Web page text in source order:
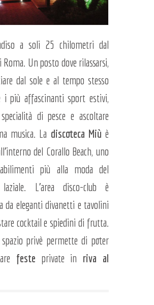
a soli 25 chilometri dal
Un posto dove rilassarsi,
dal sole e al tempo stesso
i più affascinanti sport estivi,
di pesce e ascoltare
musica. La discoteca Miù è
del Corallo Beach, uno
più alla moda del
L'area disco-club è
da eleganti divanetti e tavolini
cocktail e spiedini di frutta.
privè permette di poter
feste private in riva al